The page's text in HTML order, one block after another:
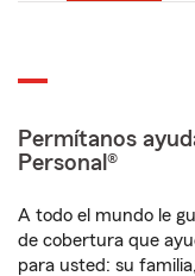
Permítanos
Personal®
A todo el mundo le
de cobertura que
para usted: su